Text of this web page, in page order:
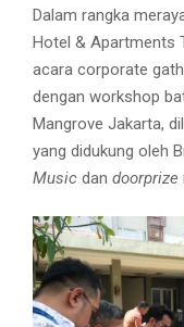
Dalam rangka
Hotel & Apartments
acara corporate
dengan workshop
Mangrove Jakarta,
yang didukung oleh
Music dan doorprize